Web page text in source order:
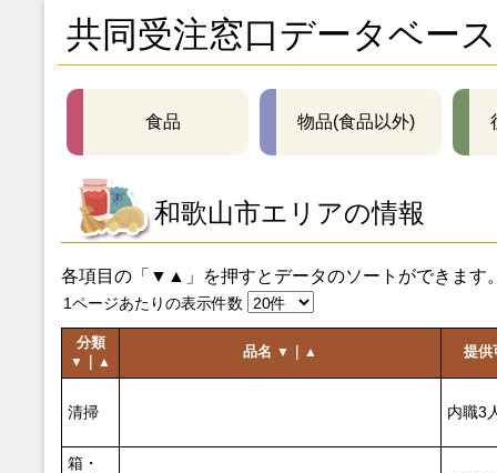
共同受注窓口データベース
食品 物品(食品以外)
和歌山市エリアの情報
各項目の「▼▲」を押すとデータのソートができます
1ページあたりの表示件数
分類
▼ ▲
品名 ▼ ▲ 提
清掃 内職3
箱・